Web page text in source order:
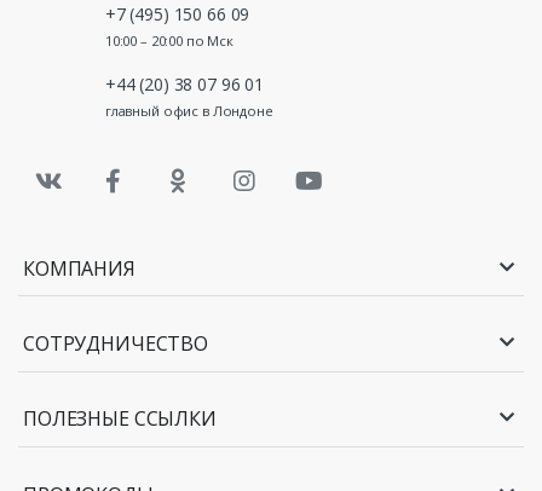
+7 (495) 150 66 09
10:00 – 20:00 по Мск
+44 (20) 38 07 96 01
главный офис в Лондоне
КОМПАНИЯ
СОТРУДНИЧЕСТВО
ПОЛЕЗНЫЕ ССЫЛКИ